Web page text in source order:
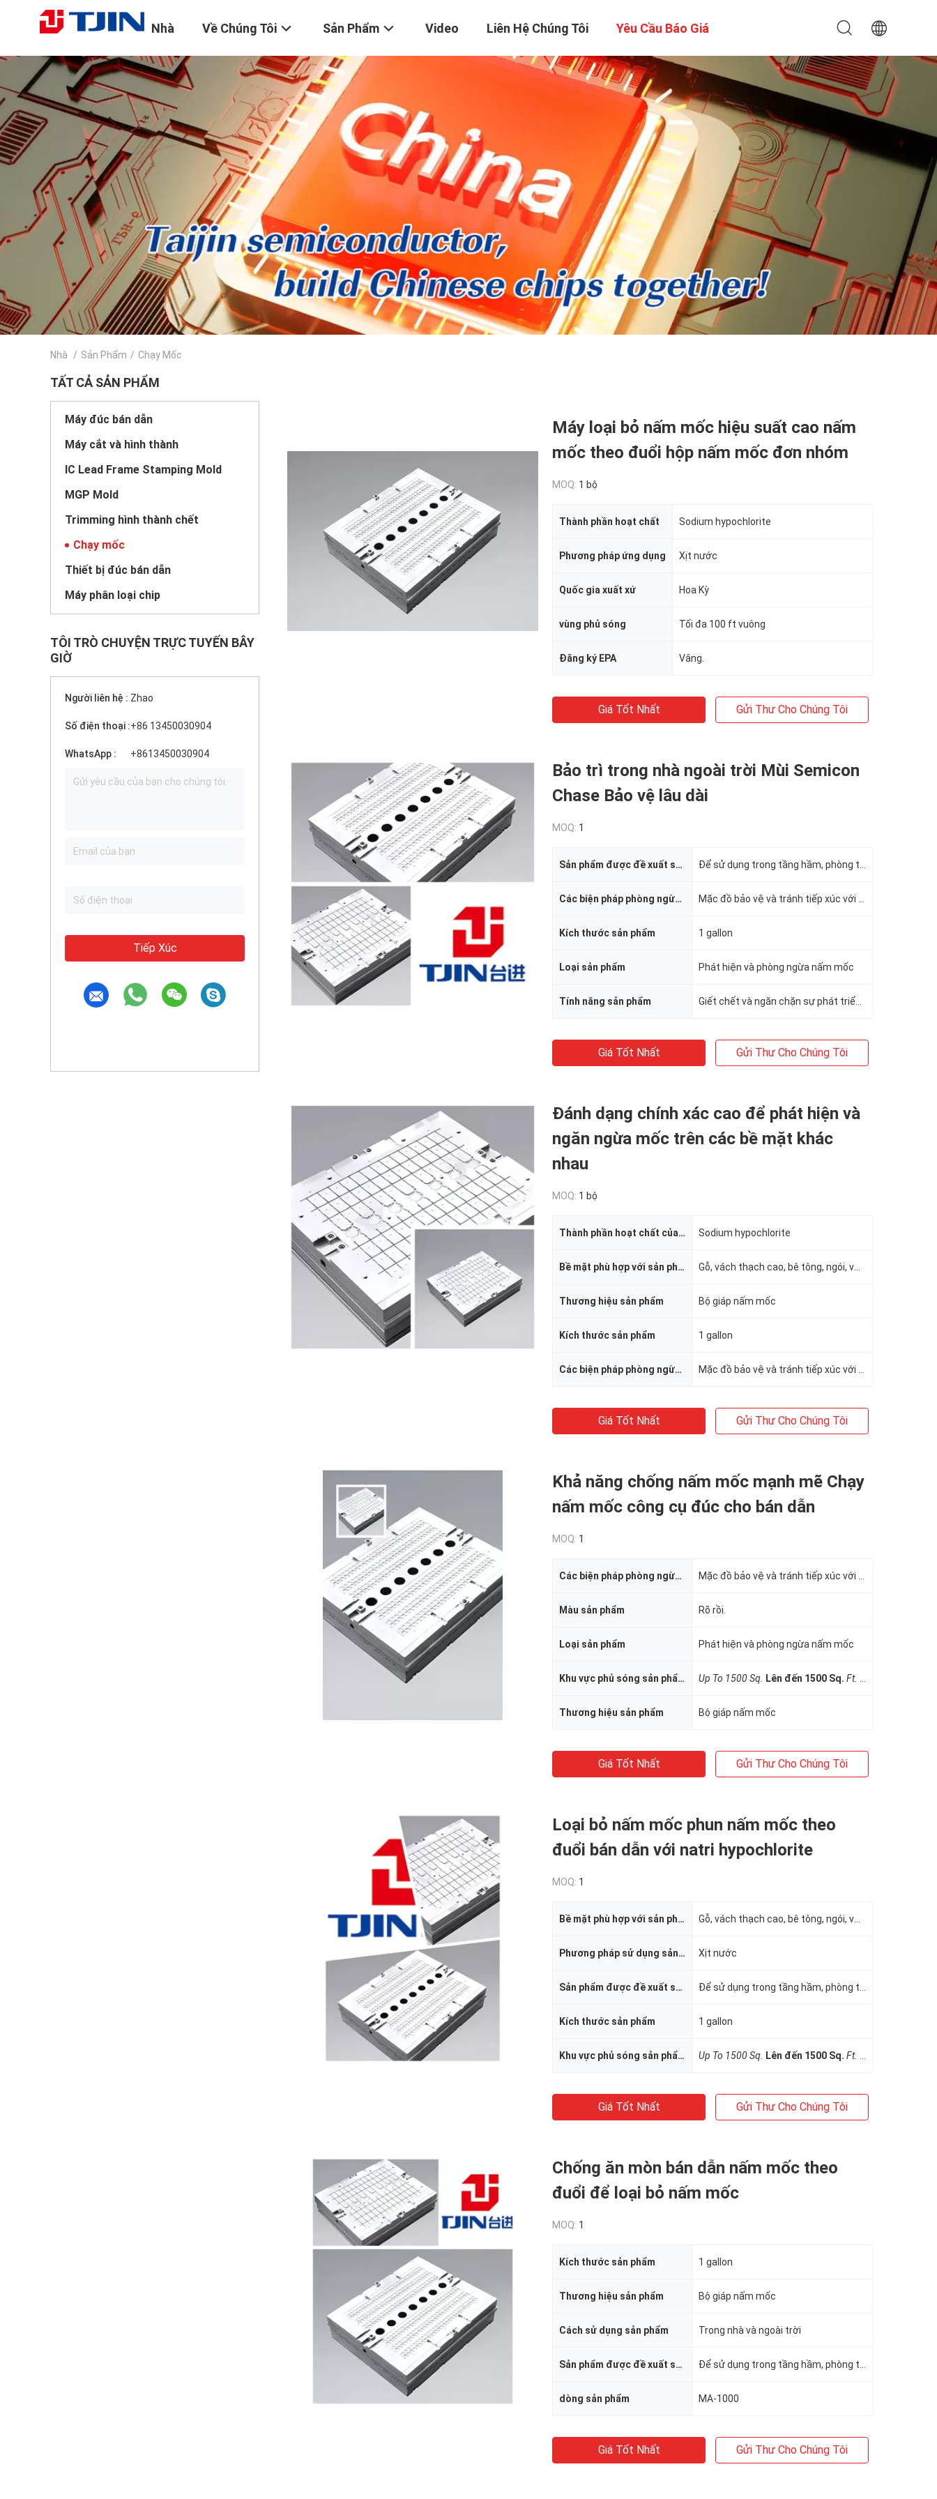
Nhà Về Chúng Tôi Sản Phẩm Video Liên Hệ Chúng Tôi Yêu Cầu Báo Giá
Nhà / Sản Phẩm / Chạy Mốc
TẤT CẢ SẢN PHẨM
Máy đúc bán dẫn
Máy cắt và hình thành
IC Lead Frame Stamping Mold
MGP Mold
Trimming hình thành chết
Chạy mốc
Thiết bị đúc bán dẫn
Máy phân loại chip
TÔI TRÒ CHUYỆN TRỰC TUYẾN BÂY
GIỜ
Người liên hệ : Zhao
Số điện thoại :+86 13450030904
WhatsApp : +8613450030904
Tiếp Xúc
Máy loại bỏ nấm mốc hiệu suất cao nấm
mốc theo đuổi hộp nấm mốc đơn nhóm
MOQ: 1 bộ
Thành phần hoạt chất Sodium hypochlorite
Phương pháp ứng dụng Xịt nước
Quốc gia xuất xứ Hoa Kỳ
vùng phủ sóng Tối đa 100 ft vuông
Đăng ký EPA Vâng.
Giá Tốt Nhất Gửi Thư Cho Chúng Tôi
Bảo trì trong nhà ngoài trời Mùi Semicon
Chase Bảo vệ lâu dài
MOQ: 1
Sản phẩm được đề xuất sử dụng
Các biện pháp phòng ngừa an toàn sản phẩm
Kích thước sản phẩm 1 gallon
Loại sản phẩm Phát hiện và phòng ngừa nấm mốc
Tính năng sản phẩm
Giá Tốt Nhất Gửi Thư Cho Chúng Tôi
Đánh dạng chính xác cao để phát hiện và
ngăn ngừa mốc trên các bề mặt khác
nhau
MOQ: 1 bộ
Thành phần hoạt chất của sản phẩm Sodium hypochlorite
Bề mặt phù hợp với sản phẩm
Thương hiệu sản phẩm Bộ giáp nấm mốc
Kích thước sản phẩm 1 gallon
Các biện pháp phòng ngừa an toàn sản phẩm
Giá Tốt Nhất Gửi Thư Cho Chúng Tôi
Khả năng chống nấm mốc mạnh mẽ Chạy
nấm mốc công cụ đúc cho bán dẫn
MOQ: 1
Các biện pháp phòng ngừa an toàn sản phẩm
Màu sản phẩm Rõ rồi.
Loại sản phẩm Phát hiện và phòng ngừa nấm mốc
Khu vực phủ sóng sản phẩm Up To 1500 Sq. Lên đến 1500 Sq. Ft.
Thương hiệu sản phẩm Bộ giáp nấm mốc
Giá Tốt Nhất Gửi Thư Cho Chúng Tôi
Loại bỏ nấm mốc phun nấm mốc theo
đuổi bán dẫn với natri hypochlorite
MOQ: 1
Bề mặt phù hợp với sản phẩm
Phương pháp sử dụng sản phẩm Xịt nước
Sản phẩm được đề xuất sử dụng
Kích thước sản phẩm 1 gallon
Khu vực phủ sóng sản phẩm Up To 1500 Sq. Lên đến 1500 Sq. Ft.
Giá Tốt Nhất Gửi Thư Cho Chúng Tôi
Chống ăn mòn bán dẫn nấm mốc theo
đuổi để loại bỏ nấm mốc
MOQ: 1
Kích thước sản phẩm 1 gallon
Thương hiệu sản phẩm Bộ giáp nấm mốc
Cách sử dụng sản phẩm Trong nhà và ngoài trời
Sản phẩm được đề xuất sử dụng
dòng sản phẩm MA-1000
Giá Tốt Nhất Gửi Thư Cho Chúng Tôi